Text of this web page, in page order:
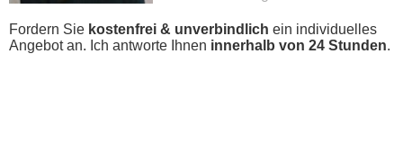
Fordern Sie kostenfrei & unverbindlich ein individuelles
Angebot an. Ich antworte Ihnen innerhalb von 24 Stunden.